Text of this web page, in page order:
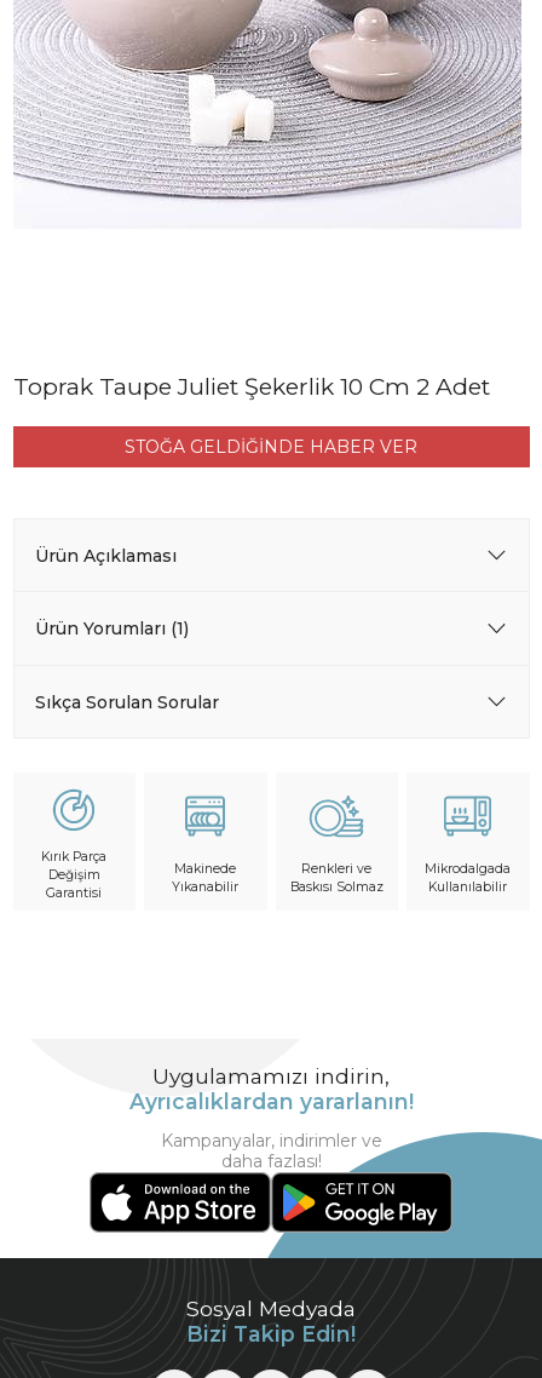
Toprak Taupe Juliet Şekerlik 10 Cm 2 Adet
STOĞA GELDİĞİNDE HABER VER
Ürün Açıklaması
Ürün Yorumları (1)
Sıkça Sorulan Sorular
Kırık Parça
Değişim
Garantisi
Makinede
Yıkanabilir
Renkleri ve
Baskısı Solmaz
Mikrodalgada
Kullanılabilir
Sosyal Medyada
Bizi Takip Edin!
Uygulamamızı indirin,
Ayrıcalıklardan yararlanın!
Kampanyalar, indirimler ve
daha fazlası!